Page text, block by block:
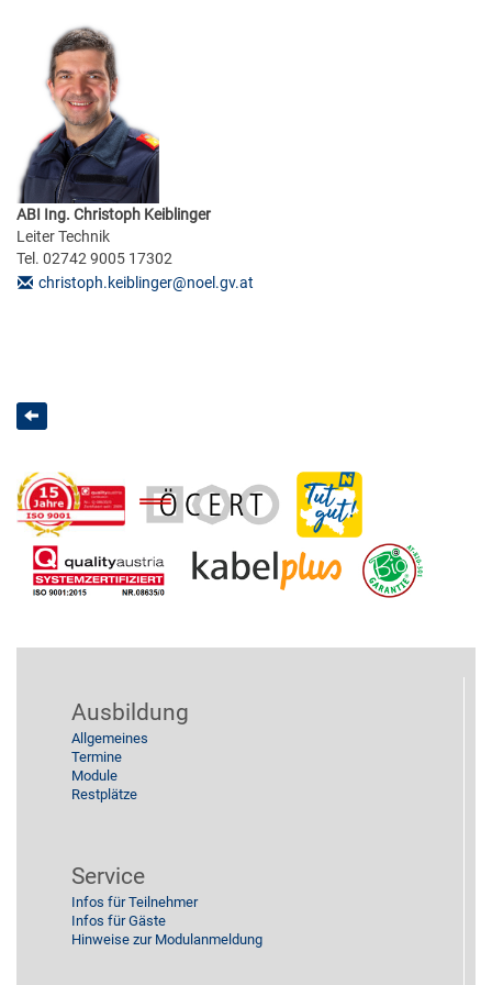
2021
2020
2019
2018
2014
2013
Infos für Gäste
Areal
Modulverwaltung
Qualitätsmanagement
Technik
IT
Küche
Reinigung
Stützpunkt
e-Module
e-Informationen
Hinweise zur Anmeldung
Restplätze
Lernvideos
ABI Ing. Christoph Keiblinger
Leiter Technik
Tel. 02742 9005 17302
christoph.keiblinger@noel.gv.at
Ausbildung
Allgemeines
Termine
Module
Restplätze
Service
Infos für Teilnehmer
Infos für Gäste
Hinweise zur Modulanmeldung